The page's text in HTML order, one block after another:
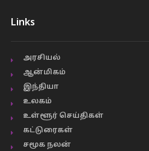
Links
அரசியல்
ஆன்மிகம்
இந்தியா
உலகம்
உள்ளூர் செய்திகள்
கட்டுரைகள்
சமூக நலன்